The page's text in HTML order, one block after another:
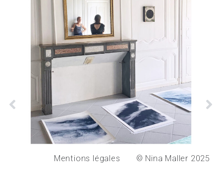
Mentions légales © Nina Maller 2025